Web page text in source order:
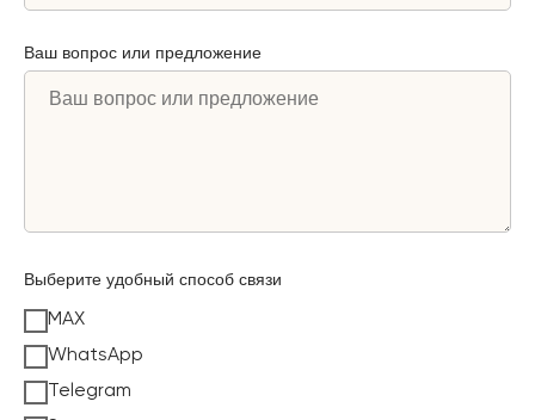
Ваш вопрос или предложение
Выберите удобный способ связи
MAX
WhatsApp
Telegram